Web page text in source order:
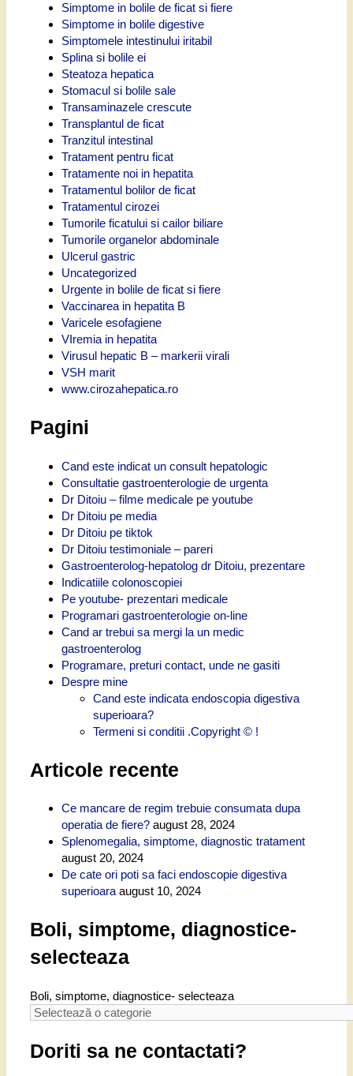
Simptome in bolile de ficat si fiere
Simptome in bolile digestive
Simptomele intestinului iritabil
Splina si bolile ei
Steatoza hepatica
Stomacul si bolile sale
Transaminazele crescute
Transplantul de ficat
Tranzitul intestinal
Tratament pentru ficat
Tratamente noi in hepatita
Tratamentul bolilor de ficat
Tratamentul cirozei
Tumorile ficatului si cailor biliare
Tumorile organelor abdominale
Ulcerul gastric
Uncategorized
Urgente in bolile de ficat si fiere
Vaccinarea in hepatita B
Varicele esofagiene
VIremia in hepatita
Virusul hepatic B – markerii virali
VSH marit
www.cirozahepatica.ro
Pagini
Cand este indicat un consult hepatologic
Consultatie gastroenterologie de urgenta
Dr Ditoiu – filme medicale pe youtube
Dr Ditoiu pe media
Dr Ditoiu pe tiktok
Dr Ditoiu testimoniale – pareri
Gastroenterolog-hepatolog dr Ditoiu, prezentare
Indicatiile colonoscopiei
Pe youtube- prezentari medicale
Programari gastroenterologie on-line
Cand ar trebui sa mergi la un medic
gastroenterolog
Programare, preturi contact, unde ne gasiti
Despre mine
Cand este indicata endoscopia digestiva
superioara?
Termeni si conditii .Copyright © !
Articole recente
Ce mancare de regim trebuie consumata dupa
operatia de fiere? august 28, 2024
Splenomegalia, simptome, diagnostic tratament
august 20, 2024
De cate ori poti sa faci endoscopie digestiva
superioara august 10, 2024
Boli, simptome, diagnostice-
selecteaza
Boli, simptome, diagnostice- selecteaza
Doriti sa ne contactati?